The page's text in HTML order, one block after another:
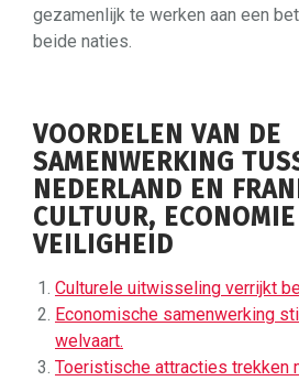
gezamenlijk te werken aan een
beide naties.
VOORDELEN VAN DE
SAMENWERKING
NEDERLAND EN
CULTUUR, ECONOMIE
VEILIGHEID
Culturele uitwisseling verrijkt
Economische samenwerking
welvaart.
Toeristische attracties trekken